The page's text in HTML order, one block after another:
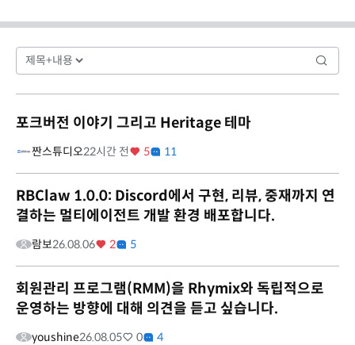
포크버전 이야기 그리고 Heritage 테마
짠스튜디오22시간 전 5 11
RBClaw 1.0.0: Discord에서 구현, 리뷰, 중재까지 연
결하는 멀티에이전트 개발 환경 배포합니다.
람보26.08.06 2 5
회원관리 프로그램(RMM)을 Rhymix와 독립적으로
운영하는 방향에 대해 의견을 듣고 싶습니다.
youshine26.08.05 0 4